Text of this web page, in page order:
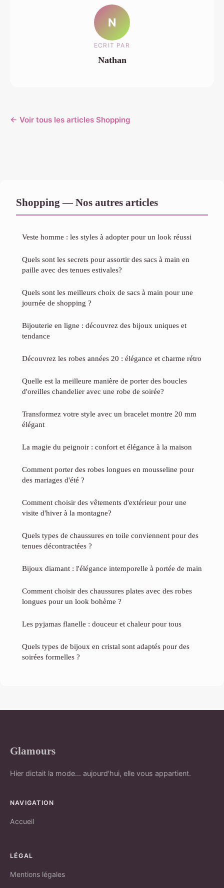
N
ECRIT PAR
Nathan
← Voir tous les articles Shopping
Shopping — Nos autres articles
Veste homme : les styles à adopter pour un look réussi
Quels sont les secrets pour assortir des sacs à main en
paille avec des tenues estivales?
Quels sont les meilleurs choix de sacs à main pour une
journée de shopping ?
Bijouterie en ligne : découvrez des bijoux uniques et
tendance
Découvrez les robes années 20 : élégance et charme rétro
Quelle est la meilleure manière de porter des boucles
d'oreilles chandelier avec une robe de soirée?
Transformez votre style avec un bracelet montre 20 mm
élégant
La magie du peignoir : confort et élégance à la maison
Comment porter des robes longues en mousseline pour
des mariages d'été ?
Comment choisir des vêtements d'extérieur pour une
visite d'hiver à la montagne?
Quels types de chaussures en toile conviennent pour des
tenues décontractées ?
Bijoux diamant : l'élégance intemporelle à portée de main
Comment choisir des chaussures plates avec des robes
longues pour un look bohème ?
Les pyjamas flanelle : douceur et chaleur pour tous
Quels types de bijoux en cristal sont adaptés pour des
soirées formelles ?
Glamours
Hier dictait la mode... aujourd'hui, elle vous appartient.
NAVIGATION
Accueil
LÉGAL
Mentions légales